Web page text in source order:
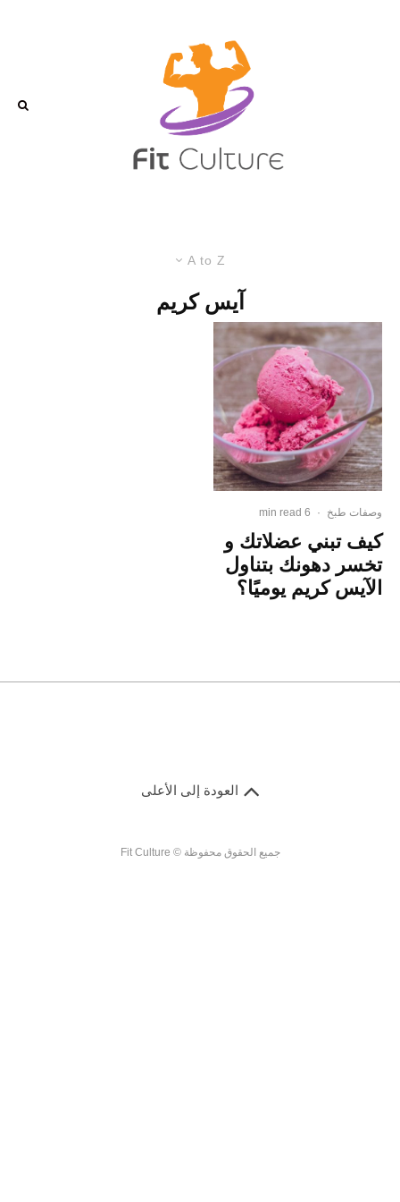
A to Z
آيس كريم
وصفات طبخ ·
6 min read
كيف تبني عضلاتك و
تخسر دهونك بتناول
الآيس كريم يوميًا؟
العودة إلى الأعلى
جميع الحقوق محفوظة © Fit Culture